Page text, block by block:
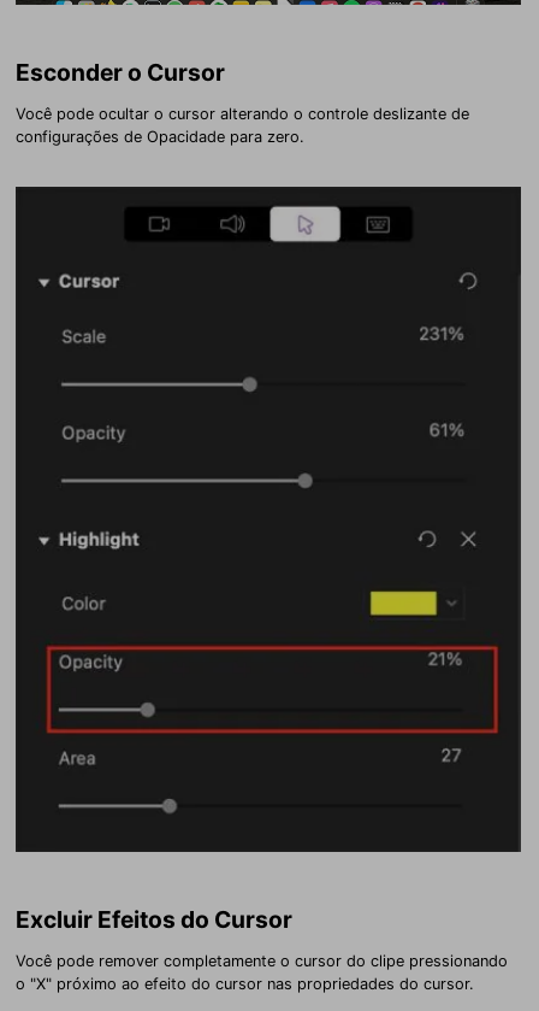
Esconder o Cursor
Você pode ocultar o cursor alterando o controle deslizante de
configurações de Opacidade para zero.
Excluir Efeitos do Cursor
Você pode remover completamente o cursor do clipe pressionando
o "X" próximo ao efeito do cursor nas propriedades do cursor.